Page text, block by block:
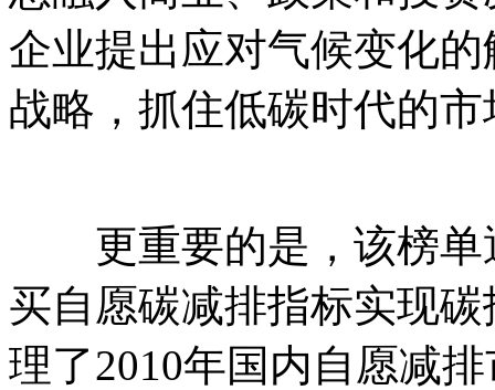
企业提出应对气候变化
战略，抓住低碳时代的
更重要的是，该榜单
买自愿碳减排指标实现
理了2010年国内自愿减